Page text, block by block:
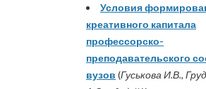
Условия
креативного капитала
профессорско-
преподавательского
вузов (Гуськова И.В.,